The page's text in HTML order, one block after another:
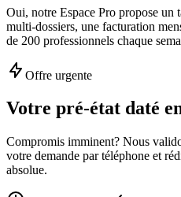
Oui, notre Espace Pro propose un
multi-dossiers, une facturation
de 200 professionnels chaque
Offre urgente
Votre pré-état daté
Compromis imminent? Nous
votre demande par téléphone et
absolue.